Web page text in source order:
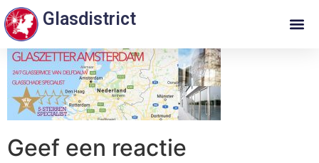
Glasdistrict
Geef een reactie